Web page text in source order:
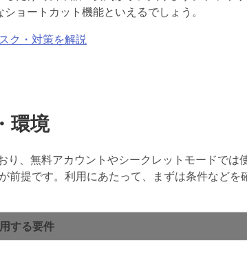
ョートカット機能といえるでしょう。
ク・対策を解説
環境
り、無料アカウントやシークレットモードでは
提です。利用にあたって、まずは条件などを
する要件